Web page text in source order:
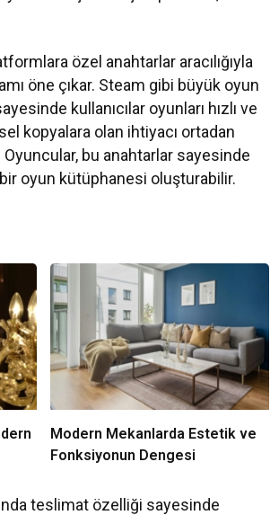
özel anahtarlar aracılığıyla
öne çıkar. Steam gibi büyük oyun
kullanıcılar oyunları hızlı ve
kopyalara olan ihtiyacı ortadan
bu anahtarlar sayesinde
oyun kütüphanesi oluşturabilir.
Modern Mekanlarda Estetik ve
Fonksiyonun Dengesi
teslimat özelliği sayesinde